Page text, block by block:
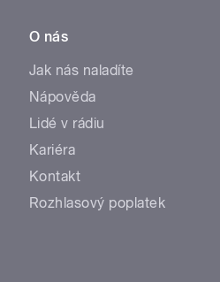
O nás
Jak nás naladíte
Nápověda
Lidé v rádiu
Kariéra
Kontakt
Rozhlasový poplatek